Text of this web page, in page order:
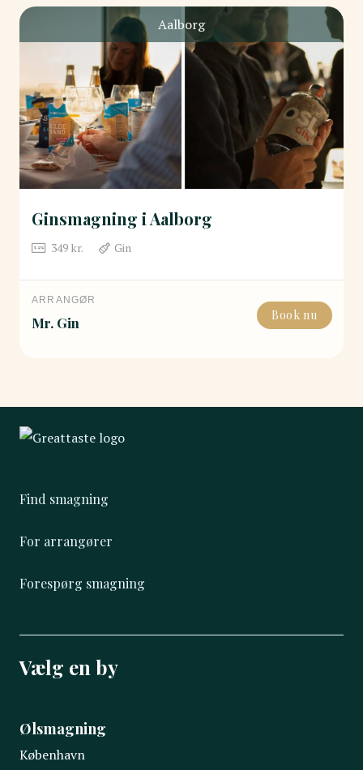
Aalborg
Ginsmagning i Aalborg
349kr. Gin
ARRANGØR
Mr. Gin Book nu
Find smagning
For arrangører
Forespørg smagning
Vælg en by
Ølsmagning
København